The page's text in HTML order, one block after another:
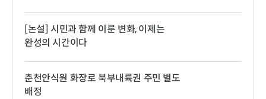
[논설] 시민과 함께 이룬 변화, 이제는
완성의 시간이다
춘천안식원 화장로 북부내륙권 주민 별도
배정